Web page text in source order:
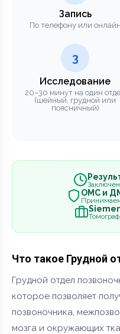
Запись
По телефону или онлайн
3
Исследование
20–30 минут на один
(шейный, грудной или
поясничный)
ОМС и
Что такое Грудной
Грудной отдел
которое позволяет
позвоночника,
мозга и окружающих